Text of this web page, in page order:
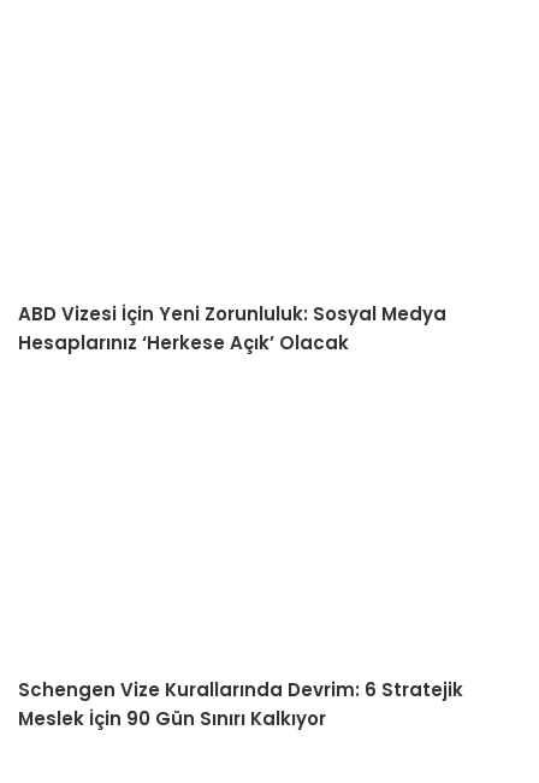
ABD Vizesi İçin Yeni Zorunluluk: Sosyal Medya
Hesaplarınız ‘Herkese Açık’ Olacak
Schengen Vize Kurallarında Devrim: 6 Stratejik
Meslek İçin 90 Gün Sınırı Kalkıyor